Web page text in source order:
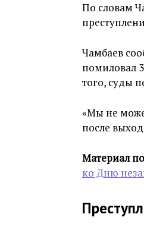
По словам
Чамбаев
помиловал
того, суды
«Мы не
после
Материал
ко Дню